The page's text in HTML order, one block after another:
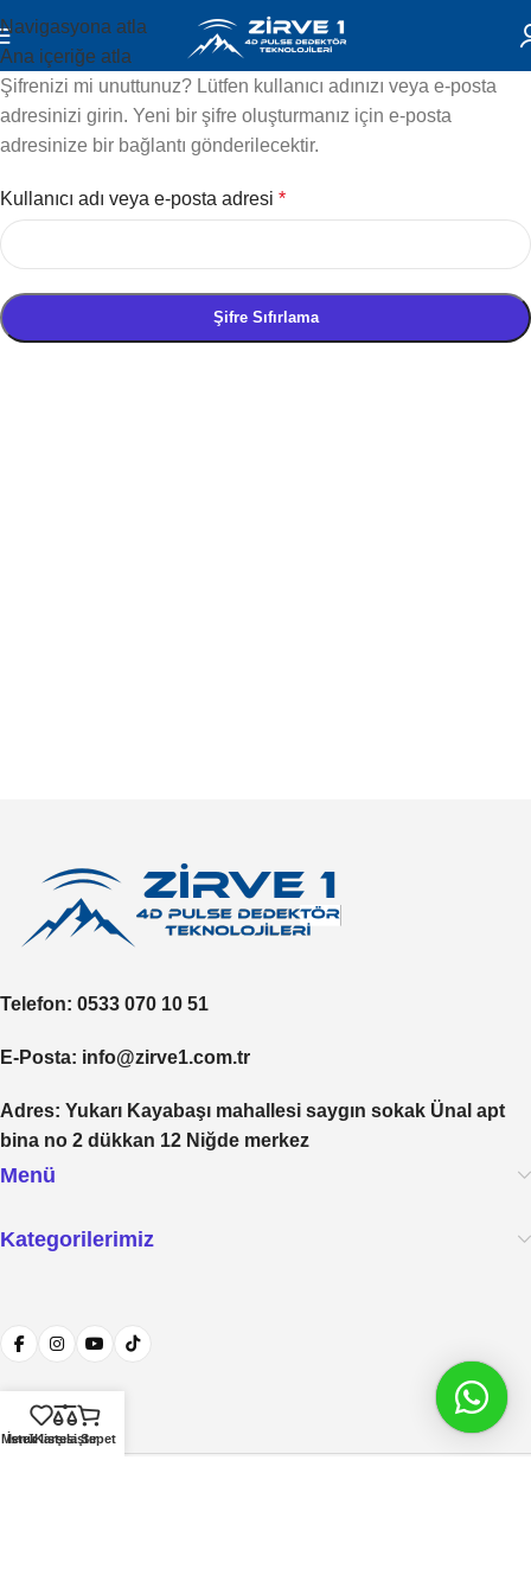
Navigasyona atla
Ana içeriğe atla
Şifrenizi mi unuttunuz? Lütfen kullanıcı adınızı veya e-posta
adresinizi girin. Yeni bir şifre oluşturmanız için e-posta
adresinize bir bağlantı gönderilecektir.
Kullanıcı adı veya e-posta adresi *
Şifre Sıfırlama
Telefon: 0533 070 10 51
E-Posta: info@zirve1.com.tr
Adres: Yukarı Kayabaşı mahallesi saygın sokak Ünal apt
bina no 2 dükkan 12 Niğde merkez
Menü
Kategorilerimiz
Menü
İstek listesi
KarşılaştırSepet